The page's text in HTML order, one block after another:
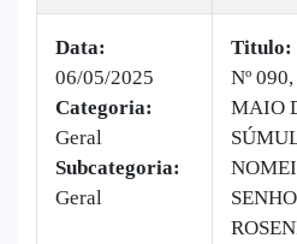
Data:
06/05/2025
Categoria:
Geral
Subcategoria:
Geral
Titulo:
Nº
MAIO